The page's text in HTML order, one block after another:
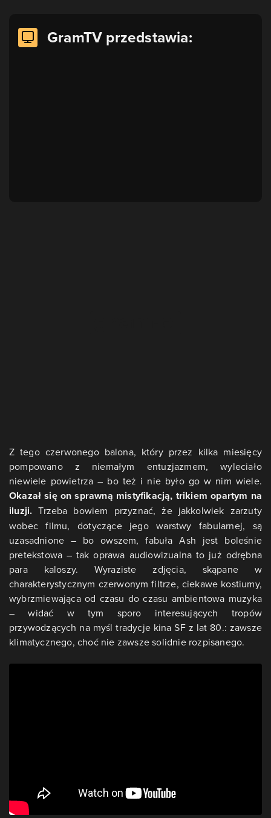
GramTV przedstawia:
Z tego czerwonego balona, który przez kilka miesięcy
pompowano z niemałym entuzjazmem, wyleciało
niewiele powietrza – bo też i nie było go w nim wiele.
Okazał się on sprawną mistyfikacją, trikiem opartym na
iluzji. Trzeba bowiem przyznać, że jakkolwiek zarzuty
wobec filmu, dotyczące jego warstwy fabularnej, są
uzasadnione – bo owszem, fabuła Ash jest boleśnie
pretekstowa – tak oprawa audiowizualna to już odrębna
para kaloszy. Wyraziste zdjęcia, skąpane w
charakterystycznym czerwonym filtrze, ciekawe kostiumy,
wybrzmiewająca od czasu do czasu ambientowa muzyka
– widać w tym sporo interesujących tropów
przywodzących na myśl tradycje kina SF z lat 80.: zawsze
klimatycznego, choć nie zawsze solidnie rozpisanego.